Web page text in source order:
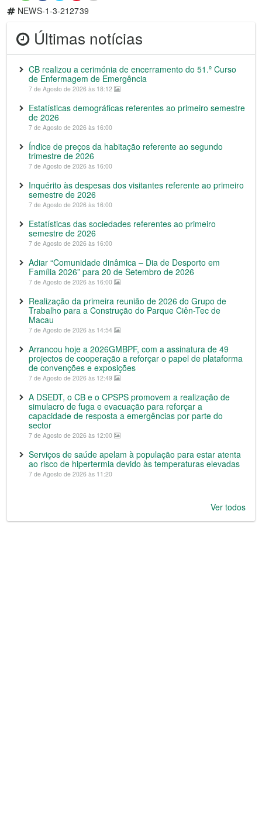
NEWS-1-3-212739
Últimas notícias
CB realizou a cerimónia de encerramento do 51.º Curso
de Enfermagem de Emergência
7 de Agosto de 2026 às 18:12
Estatísticas demográficas referentes ao primeiro semestre
de 2026
7 de Agosto de 2026 às 16:00
Índice de preços da habitação referente ao segundo
trimestre de 2026
7 de Agosto de 2026 às 16:00
Inquérito às despesas dos visitantes referente ao primeiro
semestre de 2026
7 de Agosto de 2026 às 16:00
Estatísticas das sociedades referentes ao primeiro
semestre de 2026
7 de Agosto de 2026 às 16:00
Adiar “Comunidade dinâmica – Dia de Desporto em
Família 2026” para 20 de Setembro de 2026
7 de Agosto de 2026 às 16:00
Realização da primeira reunião de 2026 do Grupo de
Trabalho para a Construção do Parque Ciên-Tec de
Macau
7 de Agosto de 2026 às 14:54
Arrancou hoje a 2026GMBPF, com a assinatura de 49
projectos de cooperação a reforçar o papel de plataforma
de convenções e exposições
7 de Agosto de 2026 às 12:49
A DSEDT, o CB e o CPSPS promovem a realização de
simulacro de fuga e evacuação para reforçar a
capacidade de resposta a emergências por parte do
sector
7 de Agosto de 2026 às 12:00
Serviços de saúde apelam à população para estar atenta
ao risco de hipertermia devido às temperaturas elevadas
7 de Agosto de 2026 às 11:20
Ver todos